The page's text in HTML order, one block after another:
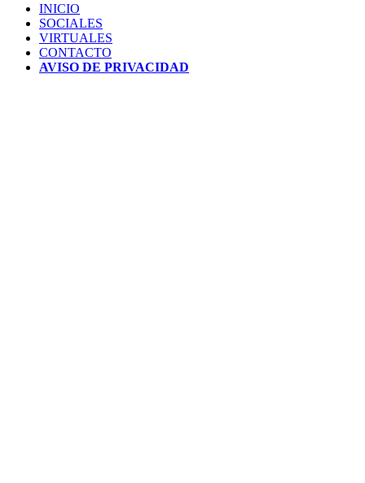
INICIO
SOCIALES
VIRTUALES
CONTACTO
AVISO DE PRIVACIDAD